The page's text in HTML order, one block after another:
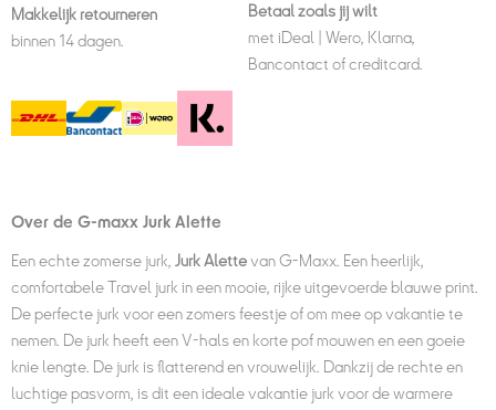
Makkelijk retourneren
binnen 14 dagen.
Betaal zoals jij wilt
met iDeal | Wero, Klarna,
Bancontact of creditcard.
Over de G-maxx Jurk Alette
Een echte zomerse jurk, Jurk Alettevan G-Maxx. Een heerlijk,
comfortabele Travel jurk in een mooie, rijke uitgevoerde blauwe print.
De perfecte jurk voor een zomers feestje of om mee op vakantie te
nemen. De jurk heeft een V-hals en korte pof mouwen en een goeie
knie lengte. De jurk is flatterend en vrouwelijk. Dankzij de rechte en
luchtige pasvorm, is dit een ideale vakantie jurk voor de warmere